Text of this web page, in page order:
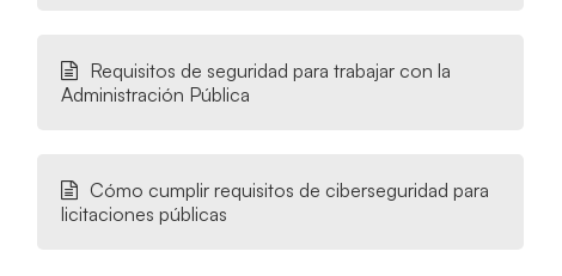
Requisitos de seguridad para trabajar con la
Administración Pública
Cómo cumplir requisitos de ciberseguridad para
licitaciones públicas